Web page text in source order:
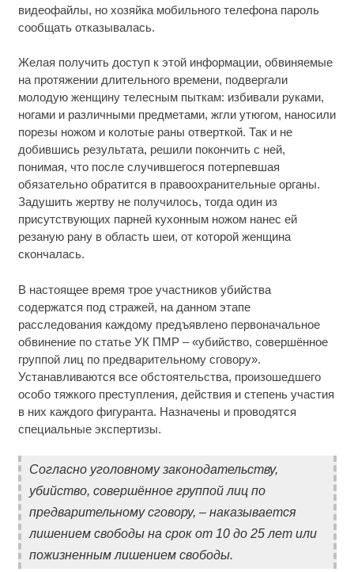
видеофайлы, но хозяйка мобильного телефона пароль
сообщать отказывалась.
Желая получить доступ к этой информации, обвиняемые
на протяжении длительного времени, подвергали
молодую женщину телесным пыткам: избивали руками,
ногами и различными предметами, жгли утюгом, наносили
порезы ножом и колотые раны отверткой. Так и не
добившись результата, решили покончить с ней,
понимая, что после случившегося потерпевшая
обязательно обратится в правоохранительные органы.
Задушить жертву не получилось, тогда один из
присутствующих парней кухонным ножом нанес ей
резаную рану в область шеи, от которой женщина
скончалась.
В настоящее время трое участников убийства
содержатся под стражей, на данном этапе
расследования каждому предъявлено первоначальное
обвинение по статье УК ПМР – «убийство, совершённое
группой лиц по предварительному сговору».
Устанавливаются все обстоятельства, произошедшего
особо тяжкого преступления, действия и степень участия
в них каждого фигуранта. Назначены и проводятся
специальные экспертизы.
Согласно уголовному законодательству,
убийство, совершённое группой лиц по
предварительному сговору, – наказывается
лишением свободы на срок от 10 до 25 лет или
пожизненным лишением свободы.